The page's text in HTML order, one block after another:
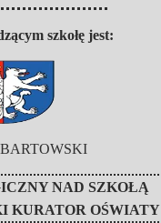
szkołę jest:
NAD SZKOŁĄ
KURATOR OŚWIATY